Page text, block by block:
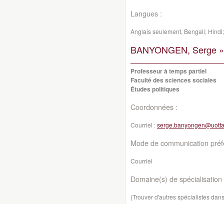
Langues :
Anglais seulement, Bengali;
BANYONGEN, Serge »
Professeur à temps partiel
Faculté des sciences sociales
Études politiques
Coordonnées :
Courriel :
Mode de communication
Courriel
Domaine(s) de spécialisation
(Trouver d'autres spécialistes